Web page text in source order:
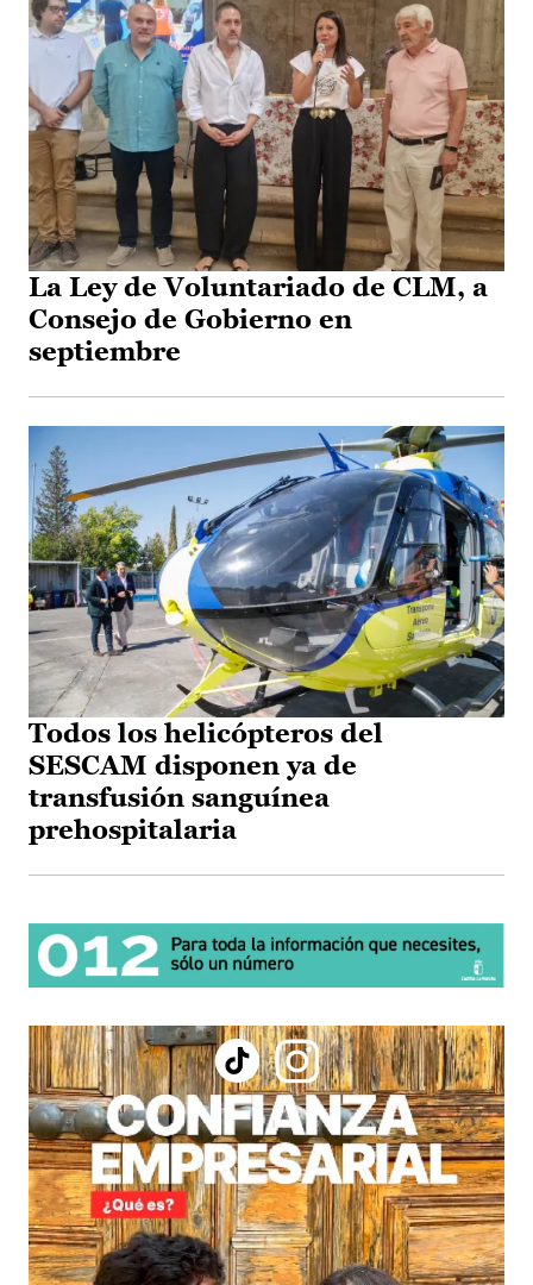
La Ley de Voluntariado de CLM, a
Consejo de Gobierno en
septiembre
Todos los helicópteros del
SESCAM disponen ya de
transfusión sanguínea
prehospitalaria